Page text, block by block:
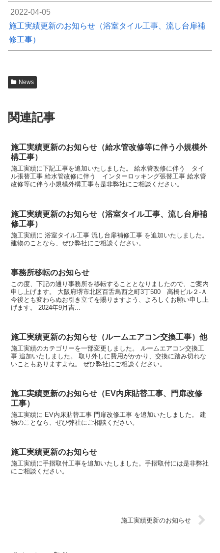
2022-04-05
施工実績更新のお知らせ（浴室タイル工事、流し台扉補
修工事）
News
関連記事
施工実績更新のお知らせ（給水管改修等に伴う小規模外
構工事）
施工実績に下記工事を追加いたしました。 給水管改修に伴う タイ
ル張替工事 給水管改修に伴う インターロッキング張替工事 給水管
改修等に伴う小規模外構工事も是非弊社にご相談ください。
施工実績更新のお知らせ（浴室タイル工事、流し台扉補
修工事）
施工実績に 浴室タイル工事 流し台扉補修工事 を追加いたしました。
建物のことなら、ぜひ弊社にご相談ください。
事務所移転のお知らせ
この度、下記の通り事務所を移転することとなりましたので、ご案内
申し上げます。 大阪府堺市北区百舌鳥西之町3丁500 高橋ビル２-Ａ
今後とも変わらぬお引き立てを賜りますよう、よろしくお願い申し上
げます。 2024年9月吉...
施工実績更新のお知らせ（ルームエアコン交換工事）他
施工実績のカテゴリーを一部変更しました。 ルームエアコン交換工
事 追加いたしました。 取り外しに費用がかかり、交換に踏み切れな
いこともありますよね。 ぜひ弊社にご相談ください。
施工実績更新のお知らせ（EV内床貼替工事、門扉改修
工事）
施工実績に EV内床貼替工事 門扉改修工事 を追加いたしました。 建
物のことなら、ぜひ弊社にご相談ください。
施工実績更新のお知らせ
施工実績に手摺取付工事を追加いたしました。手摺取付には是非弊社
にご相談ください。
施工実績更新のお知らせ